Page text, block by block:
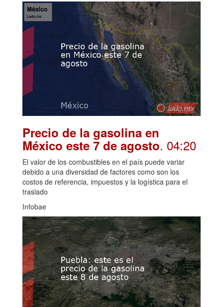
Precio de la gasolina en
México este 7 de agosto. 04:20
El valor de los combustibles en el país puede variar
debido a una diversidad de factores como son los
costos de referencia, impuestos y la logística para el
traslado
Infobae